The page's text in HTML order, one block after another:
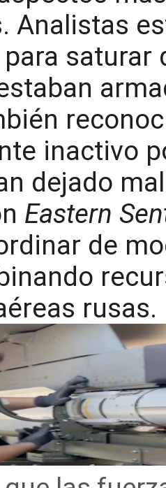
Analistas
saturar
inactivo
dejado
Eastern
de
rusas.